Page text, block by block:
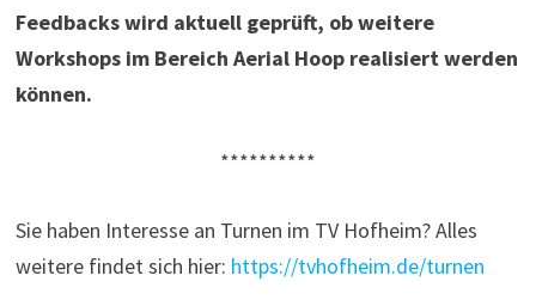
Feedbacks wird aktuell geprüft, ob weitere
Workshops im Bereich Aerial Hoop realisiert werden
können.
**********
Sie haben Interesse an Turnen im TV Hofheim? Alles
weitere findet sich hier: https://tvhofheim.de/turnen